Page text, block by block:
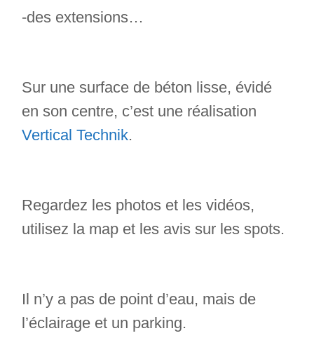
-des extensions…
Sur une surface de béton lisse, évidé
en son centre, c’est une réalisation
Vertical Technik.
Regardez les photos et les vidéos,
utilisez la map et les avis sur les spots.
Il n’y a pas de point d’eau, mais de
l’éclairage et un parking.